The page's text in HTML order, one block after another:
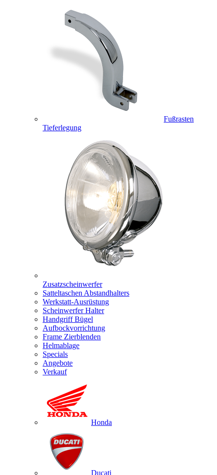
Fußrasten
Tieferlegung
Zusatzscheinwerfer
Satteltaschen Abstandhalters
Werkstatt-Ausrüstung
Scheinwerfer Halter
Handgriff Bügel
Aufbockvorrichtung
Frame Zierblenden
Helmablage
Specials
Angebote
Verkauf
Honda
Ducati